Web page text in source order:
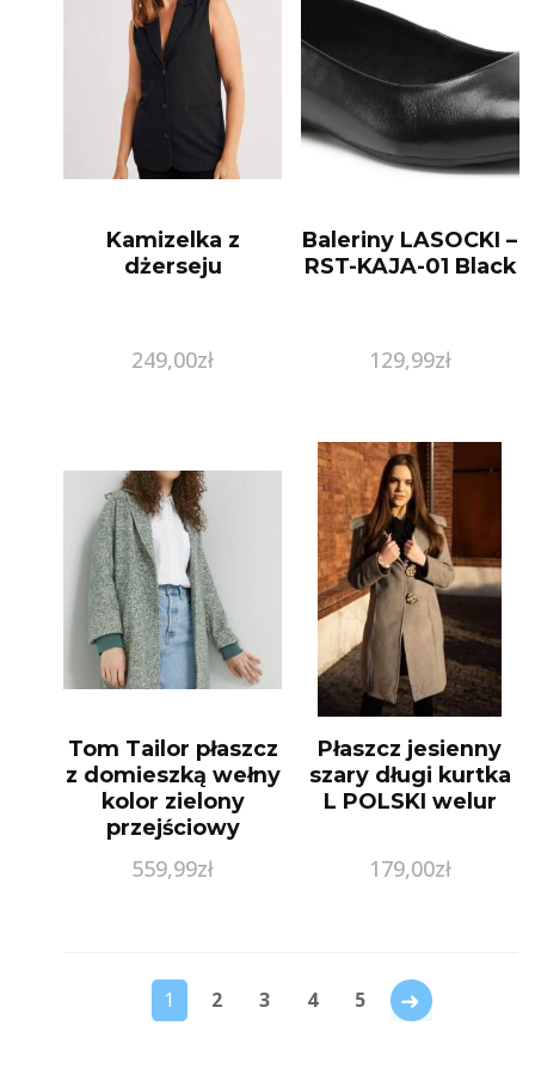
Kamizelka z
dżerseju
249,00zł
Baleriny LASOCKI –
RST-KAJA-01 Black
129,99zł
Tom Tailor płaszcz
z domieszką wełny
kolor zielony
przejściowy
oversize
559,99zł
Płaszcz jesienny
szary długi kurtka
L POLSKI welur
179,00zł
1 2 3 4 5